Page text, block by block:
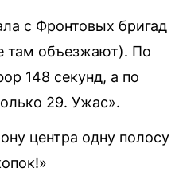
с Фронтовых бригад
там объезжают). По
148 секунд, а по
29. Ужас».
центра одну полосу